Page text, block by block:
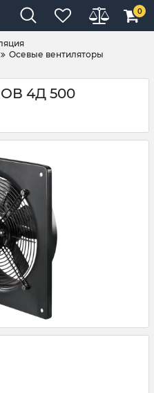
0
Осевые вентиляторы
4Д 500